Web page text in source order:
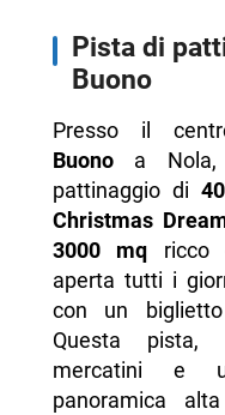
Pista di
Buono
Presso il
Buonoa Nola,
pattinaggio di
Christmas
3000 mq ricco
aperta tutti i
con un
Questa pista,
mercatini e
panoramica